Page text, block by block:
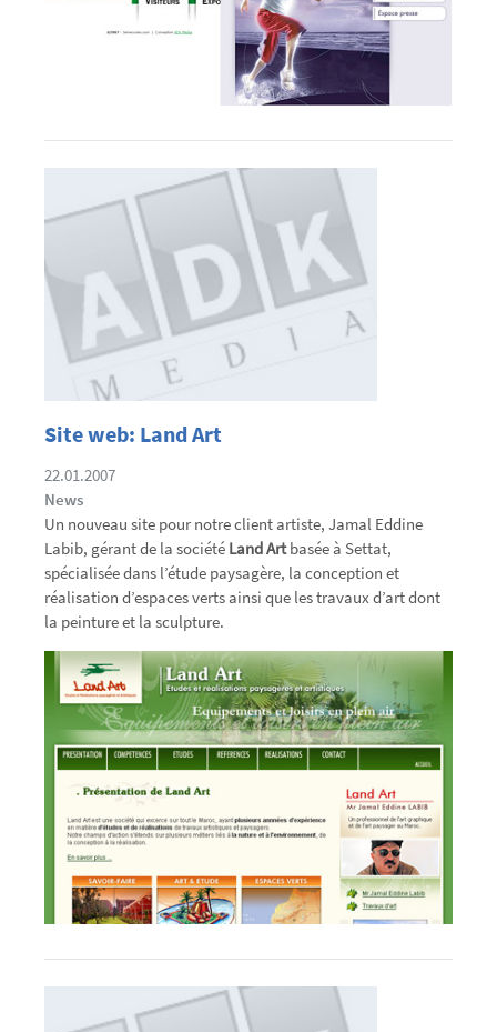
Site web: Land Art
22.01.2007
News
Un nouveau site pour notre client artiste, Jamal Eddine
Labib, gérant de la société Land Artbasée à Settat,
spécialisée dans l’étude paysagère, la conception et
réalisation d’espaces verts ainsi que les travaux d’art dont
la peinture et la sculpture.